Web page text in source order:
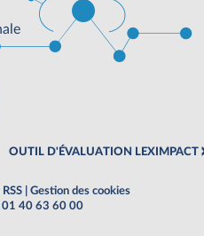
OUTIL D'ÉVALUATION LEXIMPACT
RSS
Gestion des cookies
01 40 63 60 00